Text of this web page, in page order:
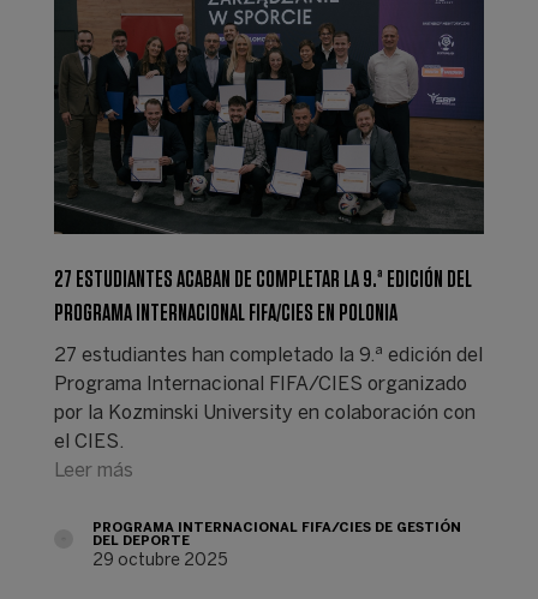
27 ESTUDIANTES ACABAN DE COMPLETAR LA 9.ª EDICIÓN DEL
PROGRAMA INTERNACIONAL FIFA/CIES EN POLONIA
27 estudiantes han completado la 9.ª edición del
Programa Internacional FIFA/CIES organizado
por la Kozminski University en colaboración con
el CIES.
Leer más
PROGRAMA INTERNACIONAL FIFA/CIES DE GESTIÓN
DEL DEPORTE
29 octubre 2025